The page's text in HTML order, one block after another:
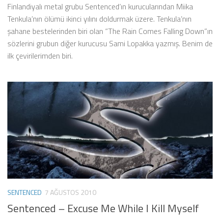
Finlandiyalı metal grubu Sentenced’ın kurucularından Miika
Tenkula’nın ölümü ikinci yılını doldurmak üzere. Tenkula’nın
şahane bestelerinden biri olan “The Rain Comes Falling Down”ın
sözlerini grubun diğer kurucusu Sami Lopakka yazmış. Benim de
ilk çevirilerimden biri.
SENTENCED 7 AĞUSTOS 2010
Sentenced – Excuse Me While I Kill Myself